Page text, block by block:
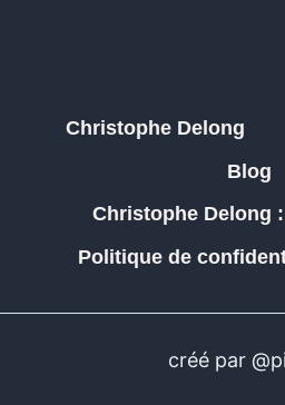
Christophe Delong
Blog
Christophe Delong
Politique de
créé par